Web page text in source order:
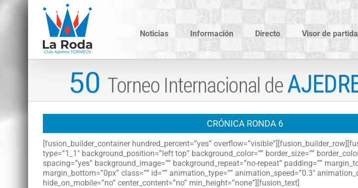
Noticias
Información Directo Visor de
CRÓNICA RONDA 6
[fusion_builder_container hundred_percent=”yes”
type=”1_1″ background_position=”left top” background_color=”” border_size=””
spacing=”yes” background_image=”” background_repeat=”no-repeat” padding=””
margin_bottom=”0px” class=”” id=”” animation_type=”” animation_speed=”0.3″
hide_on_mobile=”no” center_content=”no” min_height=”none”][fusion_text]